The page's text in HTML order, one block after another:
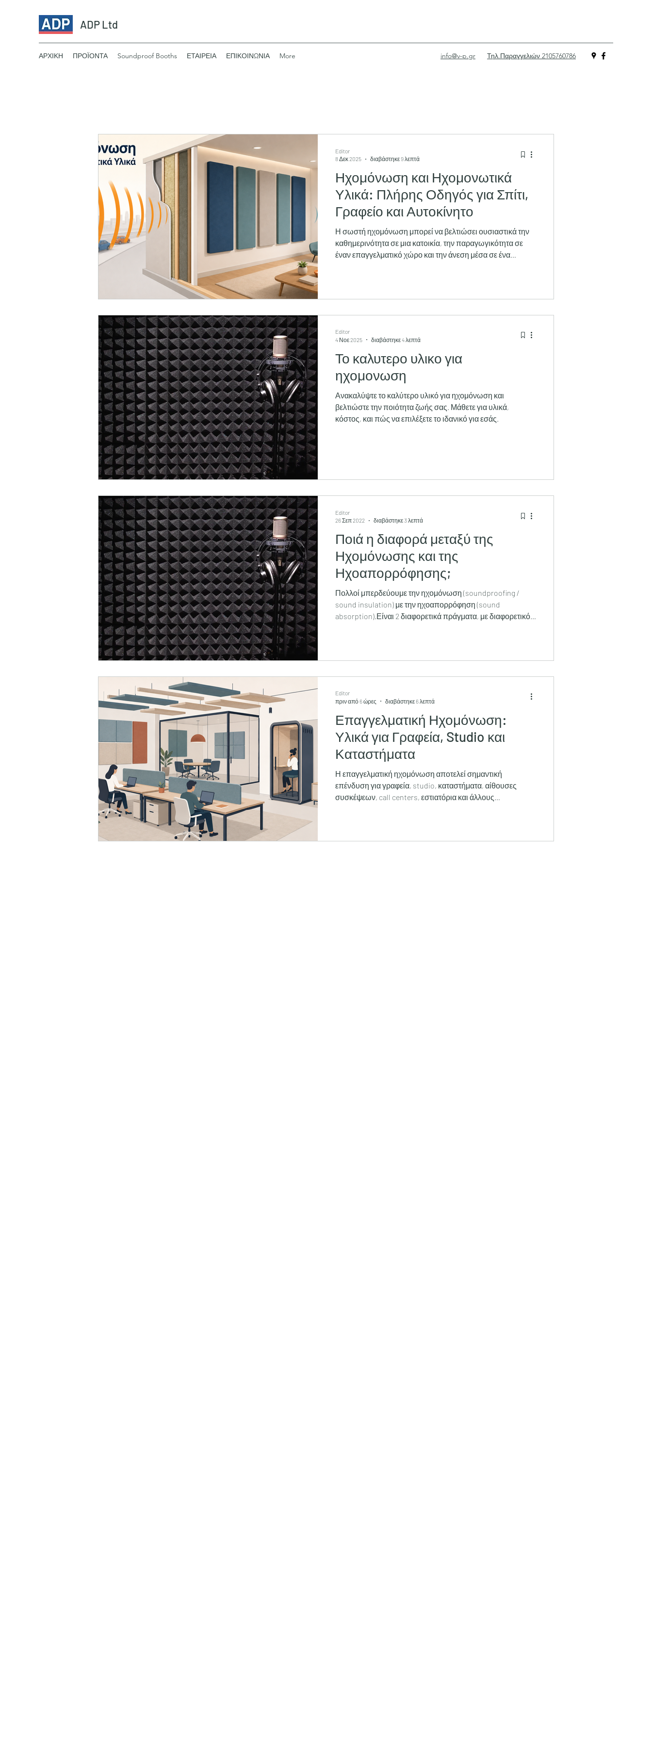
ADP Ltd
ΑΡΧΙΚΗ ΠΡΟΪΟΝΤΑ Soundproof Booths ΕΤΑΙΡΕΙΑ ΕΠΙΚΟΙΝΩΝΙΑ More info@v-p.gr Τηλ.Παραγγελιών 2105760786
Ηχομόνωση και Ηχομονωτικά
Υλικά: Πλήρης Οδηγός για Σπίτι,
Γραφείο και Αυτοκίνητο
Η σωστή ηχομόνωση μπορεί να βελτιώσει ουσιαστικά την
καθημερινότητα σε μια κατοικία, την παραγωγικότητα σε
έναν επαγγελματικό χώρο και την άνεση μέσα σε ένα
ήχοι από τον κινητήρα ενός οχήματος αποτελούν
διαφορετικά προβλήματα. Επομένως, δεν αντιμετωπίζονται
γίνεται
Editor
8 Δεκ 2025
διαβάστηκε 9 λεπτά
Το καλυτερο υλικο για
ηχομονωση
Ανακαλύψτε το καλύτερο υλικό για ηχομόνωση και
βελτιώστε την ποιότητα ζωής σας. Μάθετε για υλικά,
κόστος, και πώς να επιλέξετε το ιδανικό για εσάς.
Editor
4 Νοε 2025
διαβάστηκε 4 λεπτά
Ποιά η διαφορά μεταξύ της
Ηχομόνωσης και της
Ηχοαπορρόφησης;
Πολλοί μπερδεύουμε την ηχομόνωση (soundproofing /
sound insulation) με την ηχοαπορρόφηση (sound
absorption).Είναι 2 διαφορετικά πράγματα, με διαφορετικό
Editor
26 Σεπ 2022
διαβάστηκε 3 λεπτά
Επαγγελματική Ηχομόνωση:
Υλικά για Γραφεία, Studio και
Καταστήματα
Η επαγγελματική ηχομόνωση αποτελεί σημαντική
επένδυση για γραφεία, studio, καταστήματα, αίθουσες
συσκέψεων, call centers, εστιατόρια και άλλους
την επικοινωνία, την ιδιωτικότητα και τη συνολική εμπειρία
Editor
πριν από 6 ώρες
διαβάστηκε 6 λεπτά